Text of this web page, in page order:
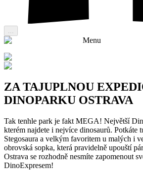
Menu
ZA TAJUPLNOU
DINOPARKU OSTRAVA
Tak tenhle park je fakt MEGA! Největší
kterém najdete i nejvíce dinosaurů. Potkáte
Stegosaura a velkým favoritem u malých i
obrovská sopka, která pravidelně upouští
Ostrava se rozhodně nesmíte zapomenout
DinoExpresem!